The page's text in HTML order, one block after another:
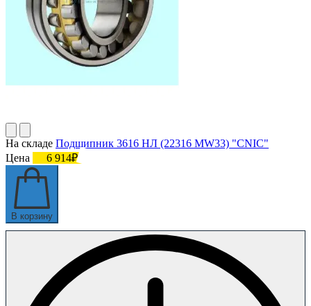
На складе Подшипник 3616 НЛ (22316 MW33) "CNIC"
Цена
6 914₽
В корзину